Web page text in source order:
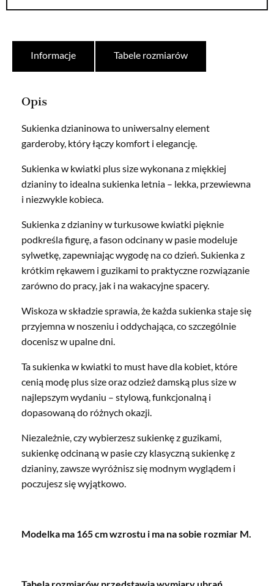
Informacje Tabele rozmiarów
Opis
Sukienka dzianinowa to uniwersalny element
garderoby, który łączy komfort i elegancję.
Sukienka w kwiatki plus size wykonana z miękkiej
dzianiny to idealna sukienka letnia – lekka, przewiewna
i niezwykle kobieca.
Sukienka z dzianiny w turkusowe kwiatki pięknie
podkreśla figurę, a fason odcinany w pasie modeluje
sylwetkę, zapewniając wygodę na co dzień. Sukienka z
krótkim rękawem i guzikami to praktyczne rozwiązanie
zarówno do pracy, jak i na wakacyjne spacery.
Wiskoza w składzie sprawia, że każda sukienka staje się
przyjemna w noszeniu i oddychająca, co szczególnie
docenisz w upalne dni.
Ta sukienka w kwiatki to must have dla kobiet, które
cenią modę plus size oraz odzież damską plus size w
najlepszym wydaniu – stylową, funkcjonalną i
dopasowaną do różnych okazji.
Niezależnie, czy wybierzesz sukienkę z guzikami,
sukienkę odcinaną w pasie czy klasyczną sukienkę z
dzianiny, zawsze wyróżnisz się modnym wyglądem i
poczujesz się wyjątkowo.
Modelka ma 165 cm wzrostu i ma na sobie rozmiar M.